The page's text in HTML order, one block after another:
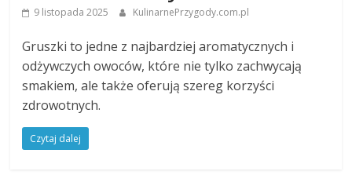
9 listopada 2025 KulinarnePrzygody.com.pl
Gruszki to jedne z najbardziej aromatycznych i
odżywczych owoców, które nie tylko zachwycają
smakiem, ale także oferują szereg korzyści
zdrowotnych.
Czytaj dalej